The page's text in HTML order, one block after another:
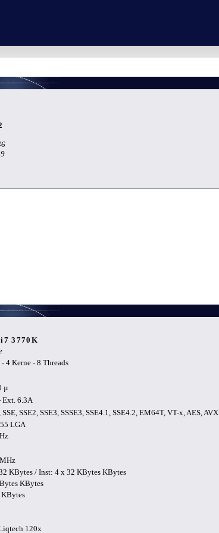
3770K
- 4 Kerne - 8 Threads
µ
Ext. 6.3A
SSE2, SSE3, SSSE3, SSE4.1, SSE4.2, EM64T, VT-x, AES, AVX
LGA
KBytes / Inst: 4 x 32 KBytes KBytes
KBytes
120x